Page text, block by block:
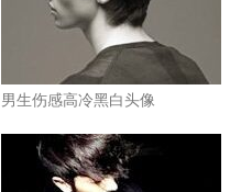
男生伤感高冷黑白头像